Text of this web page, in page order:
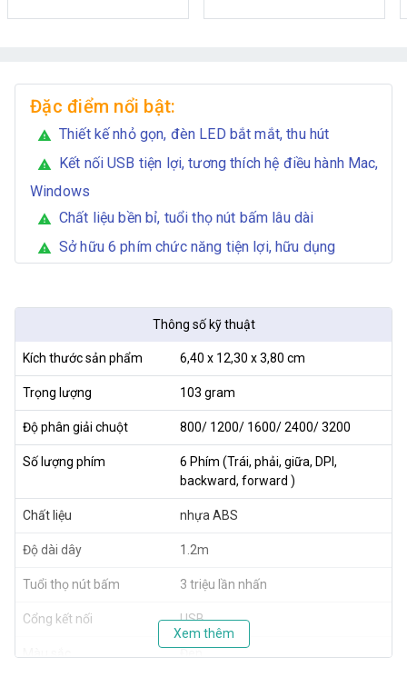
Đặc điểm nổi bật:
warning Thiết kế nhỏ gọn, đèn LED bắt mắt, thu hút
warning
Kết nối USB tiện lợi, tương thích hệ điều hành Mac,
Windows
warning Chất liệu bền bỉ, tuổi thọ nút bấm lâu dài
warning Sở hữu 6 phím chức năng tiện lợi, hữu dụng
Thông số kỹ thuật
Kích thước sản phẩm 6,40 x 12,30 x 3,80 cm
Trọng lượng 103 gram
Độ phân giải chuột 800/ 1200/ 1600/ 2400/ 3200
Số lượng phím
6 Phím (Trái, phải, giữa, DPI,
backward, forward )
Chất liệu nhựa ABS
Độ dài dây 1.2m
Tuổi thọ nút bấm 3 triệu lần nhấn
Cổng kết nối USB
Đen
Xem thêm